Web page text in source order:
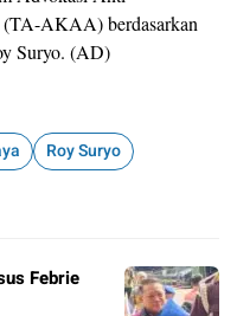
AKAA) berdasarkan
Suryo. (AD)
Roy Suryo
Febrie